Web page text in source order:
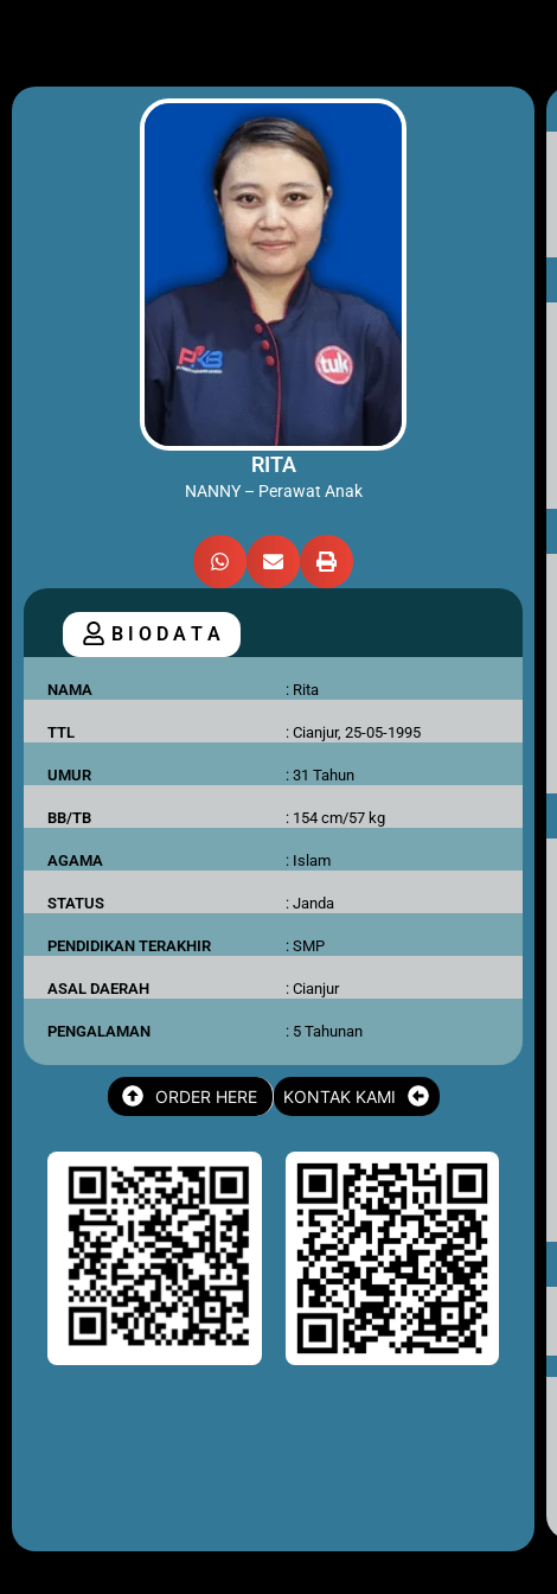
RITA
NANNY – Perawat Anak
B I O D A T A
NAMA : Rita
TTL : Cianjur, 25-05-1995
UMUR : 31 Tahun
BB/TB : 154 cm/57 kg
AGAMA : Islam
STATUS : Janda
PENDIDIKAN TERAKHIR : SMP
ASAL DAERAH : Cianjur
PENGALAMAN : 5 Tahunan
ORDER HERE KONTAK KAMI